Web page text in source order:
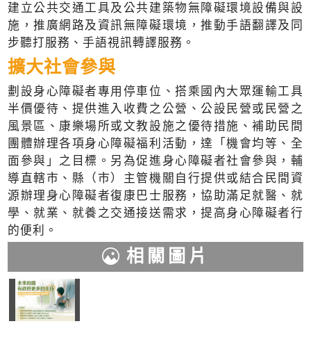
建立公共交通工具及公共建築物無障礙環境設備與設
施，推廣網路及資訊無障礙環境，推動手語翻譯及同
步聽打服務、手語視訊轉譯服務。
擴大社會參與
劃設身心障礙者專用停車位、搭乘國內大眾運輸工具
半價優待、提供進入收費之公營、公設民營或民營之
風景區、康樂場所或文教設施之優待措施、補助民間
團體辦理各項身心障礙福利活動，達「機會均等、全
面參與」之目標。另為促進身心障礙者社會參與，輔
導直轄市、縣（市）主管機關自行提供或結合民間資
源辦理身心障礙者復康巴士服務，協助滿足就醫、就
學、就業、就養之交通接送需求，提高身心障礙者行
的便利。
相關圖片